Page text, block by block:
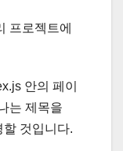
프로젝트에
안의 페이
는 제목을
할 것입니다.